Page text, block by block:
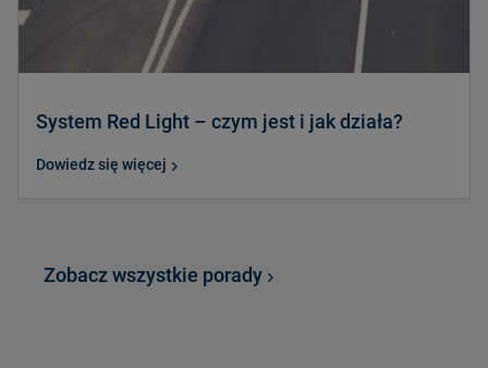
System Red Light – czym jest i jak działa?
Dowiedz się więcej
Zobacz wszystkie porady